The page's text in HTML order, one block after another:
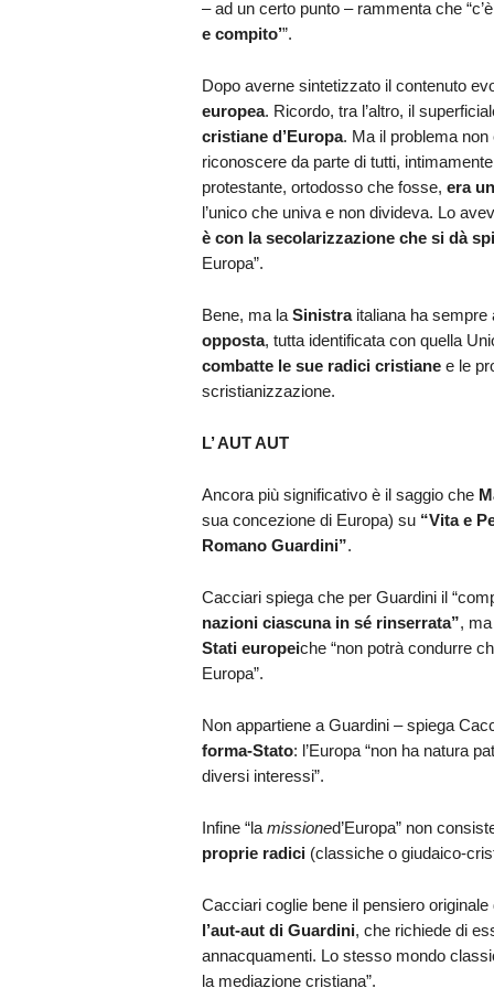
– ad un certo punto – rammenta che
e compito’”.
Dopo averne sintetizzato il contenuto
europea. Ricordo, tra l’altro, il
cristiane d’Europa. Ma il problema
riconoscere da parte di tutti,
protestante, ortodosso che fosse, era
l’unico che univa e non divideva. Lo
è con la secolarizzazione che si dà
Europa”.
Bene, ma la Sinistraitaliana ha sempre
opposta, tutta identificata con quella
combatte le sue radici cristianee le
scristianizzazione.
L’ AUT AUT
Ancora più significativo è il saggio che
sua concezione di Europa) su “Vita e
Romano Guardini”.
Cacciari spiega che per Guardini il
nazioni ciascuna in sé rinserrata”,
Stati europeiche “non potrà condurre
Europa”.
Non appartiene a Guardini – spiega
forma-Stato: l’Europa “non ha natura
diversi interessi”.
Infine “la missioned’Europa” non
proprie radici(classiche o giudaico-
Cacciari coglie bene il pensiero originale
l’aut-aut di Guardini, che richiede di
annacquamenti. Lo stesso mondo
la mediazione cristiana”.